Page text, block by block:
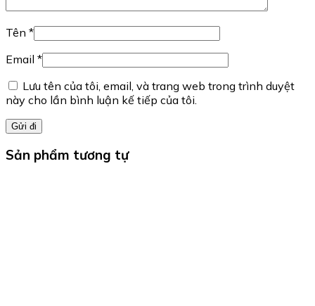
Tên *
Email *
Lưu tên của tôi, email, và trang web trong trình duyệt
này cho lần bình luận kế tiếp của tôi.
Sản phẩm tương tự